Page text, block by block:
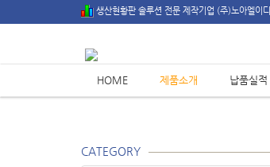
생산현황판 솔루션 전문 제작기업 (주)노아엘이디
HOME 제품소개 납품실적
CATEGORY